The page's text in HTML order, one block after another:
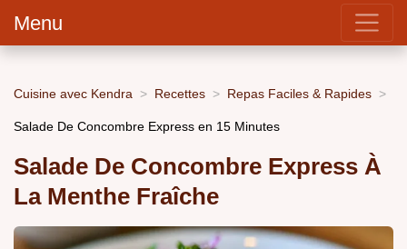
Menu
Cuisine avec Kendra Recettes Repas Faciles & Rapides
Salade De Concombre Express en 15 Minutes
Salade De Concombre Express À
La Menthe Fraîche